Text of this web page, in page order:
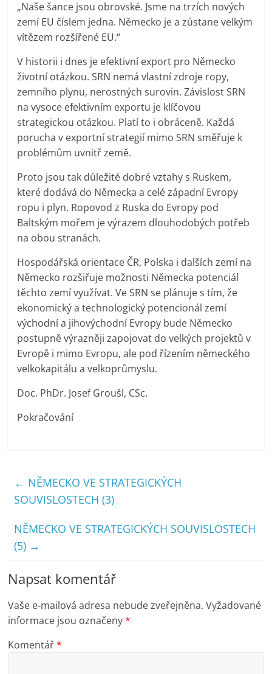
„Naše šance jsou obrovské. Jsme na trzích nových
zemí EU číslem jedna. Německo je a zůstane velkým
vítězem rozšířené EU.“
V historii i dnes je efektivní export pro Německo
životní otázkou. SRN nemá vlastní zdroje ropy,
zemního plynu, nerostných surovin. Závislost SRN
na vysoce efektivním exportu je klíčovou
strategickou otázkou. Platí to i obráceně. Každá
porucha v exportní strategií mimo SRN směřuje k
problémům uvnitř země.
Proto jsou tak důležité dobré vztahy s Ruskem,
které dodává do Německa a celé západní Evropy
ropu i plyn. Ropovod z Ruska do Evropy pod
Baltským mořem je výrazem dlouhodobých potřeb
na obou stranách.
Hospodářská orientace ČR, Polska i dalších zemí na
Německo rozšiřuje možnosti Německa potenciál
těchto zemí využívat. Ve SRN se plánuje s tím, že
ekonomický a technologický potencionál zemí
východní a jihovýchodní Evropy bude Německo
postupně výrazněji zapojovat do velkých projektů v
Evropě i mimo Evropu, ale pod řízením německého
velkokapitálu a velkoprůmyslu.
Doc. PhDr. Josef Groušl, CSc.
Pokračování
← NĚMECKO VE STRATEGICKÝCH
SOUVISLOSTECH (3)
NĚMECKO VE STRATEGICKÝCH SOUVISLOSTECH
(5) →
Napsat komentář
Vaše e-mailová adresa nebude zveřejněna. Vyžadované
informace jsou označeny*
Komentář*